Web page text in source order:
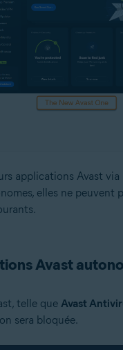
applications Avast
elles ne
Avast
telle que Avast
sera bloquée.